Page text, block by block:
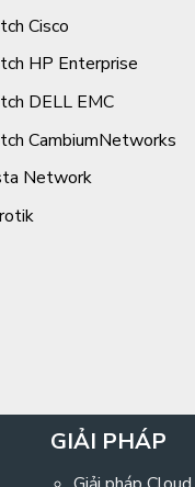
Cisco
HP Enterprise
DELL EMC
CambiumNetworks
Network
GIẢI PHÁP